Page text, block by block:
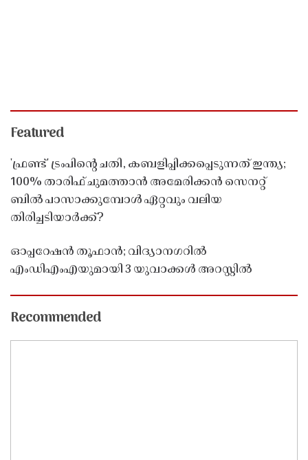
Featured
'ഫ്രണ്ട്' ട്രംപിന്റെ ചതി, കബളിപ്പിക്കപ്പെടുന്നത് ഇന്ത്യ;
100% താരിഫ് ചുമത്താൻ അമേരിക്കൻ സെനറ്റ്
ബിൽ പാസാക്കുമ്പോൾ ഏറ്റവും വലിയ
തിരിച്ചടിയാർക്ക്?
ഓപ്പറേഷൻ തൂഫാൻ; വിദ്യാനഗറിൽ
എംഡിഎംഎയുമായി 3 യുവാക്കൾ അറസ്റ്റിൽ
Recommended